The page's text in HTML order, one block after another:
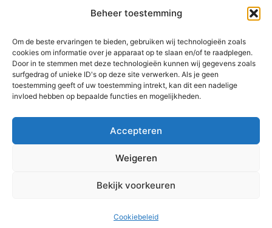
Beheer toestemming
Om de beste ervaringen te bieden, gebruiken wij technologieën zoals
cookies om informatie over je apparaat op te slaan en/of te raadplegen.
Door in te stemmen met deze technologieën kunnen wij gegevens zoals
surfgedrag of unieke ID's op deze site verwerken. Als je geen
toestemming geeft of uw toestemming intrekt, kan dit een nadelige
invloed hebben op bepaalde functies en mogelijkheden.
Accepteren
Weigeren
Bekijk voorkeuren
Cookiebeleid
Disclaimer
© 2015-2026 Rishi Consulting Pvt. Ltd. All Rights
Reserved.